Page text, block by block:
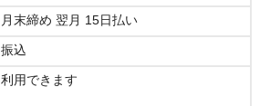
月末締め 翌月 15日払い
振込
利用できます